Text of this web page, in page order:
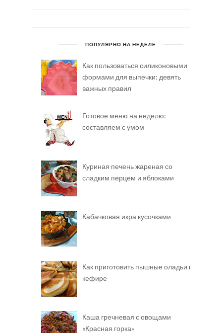
ПОПУЛЯРНО НА НЕДЕЛЕ
Как пользоваться силиконовыми
формами для выпечки: девять
важных правил
Готовое меню на неделю:
составляем с умом
Куриная печень жареная со
сладким перцем и яблоками
Кабачковая икра кусочками
Как приготовить пышные оладьи на
кефире
Каша гречневая с овощами
«Красная горка»